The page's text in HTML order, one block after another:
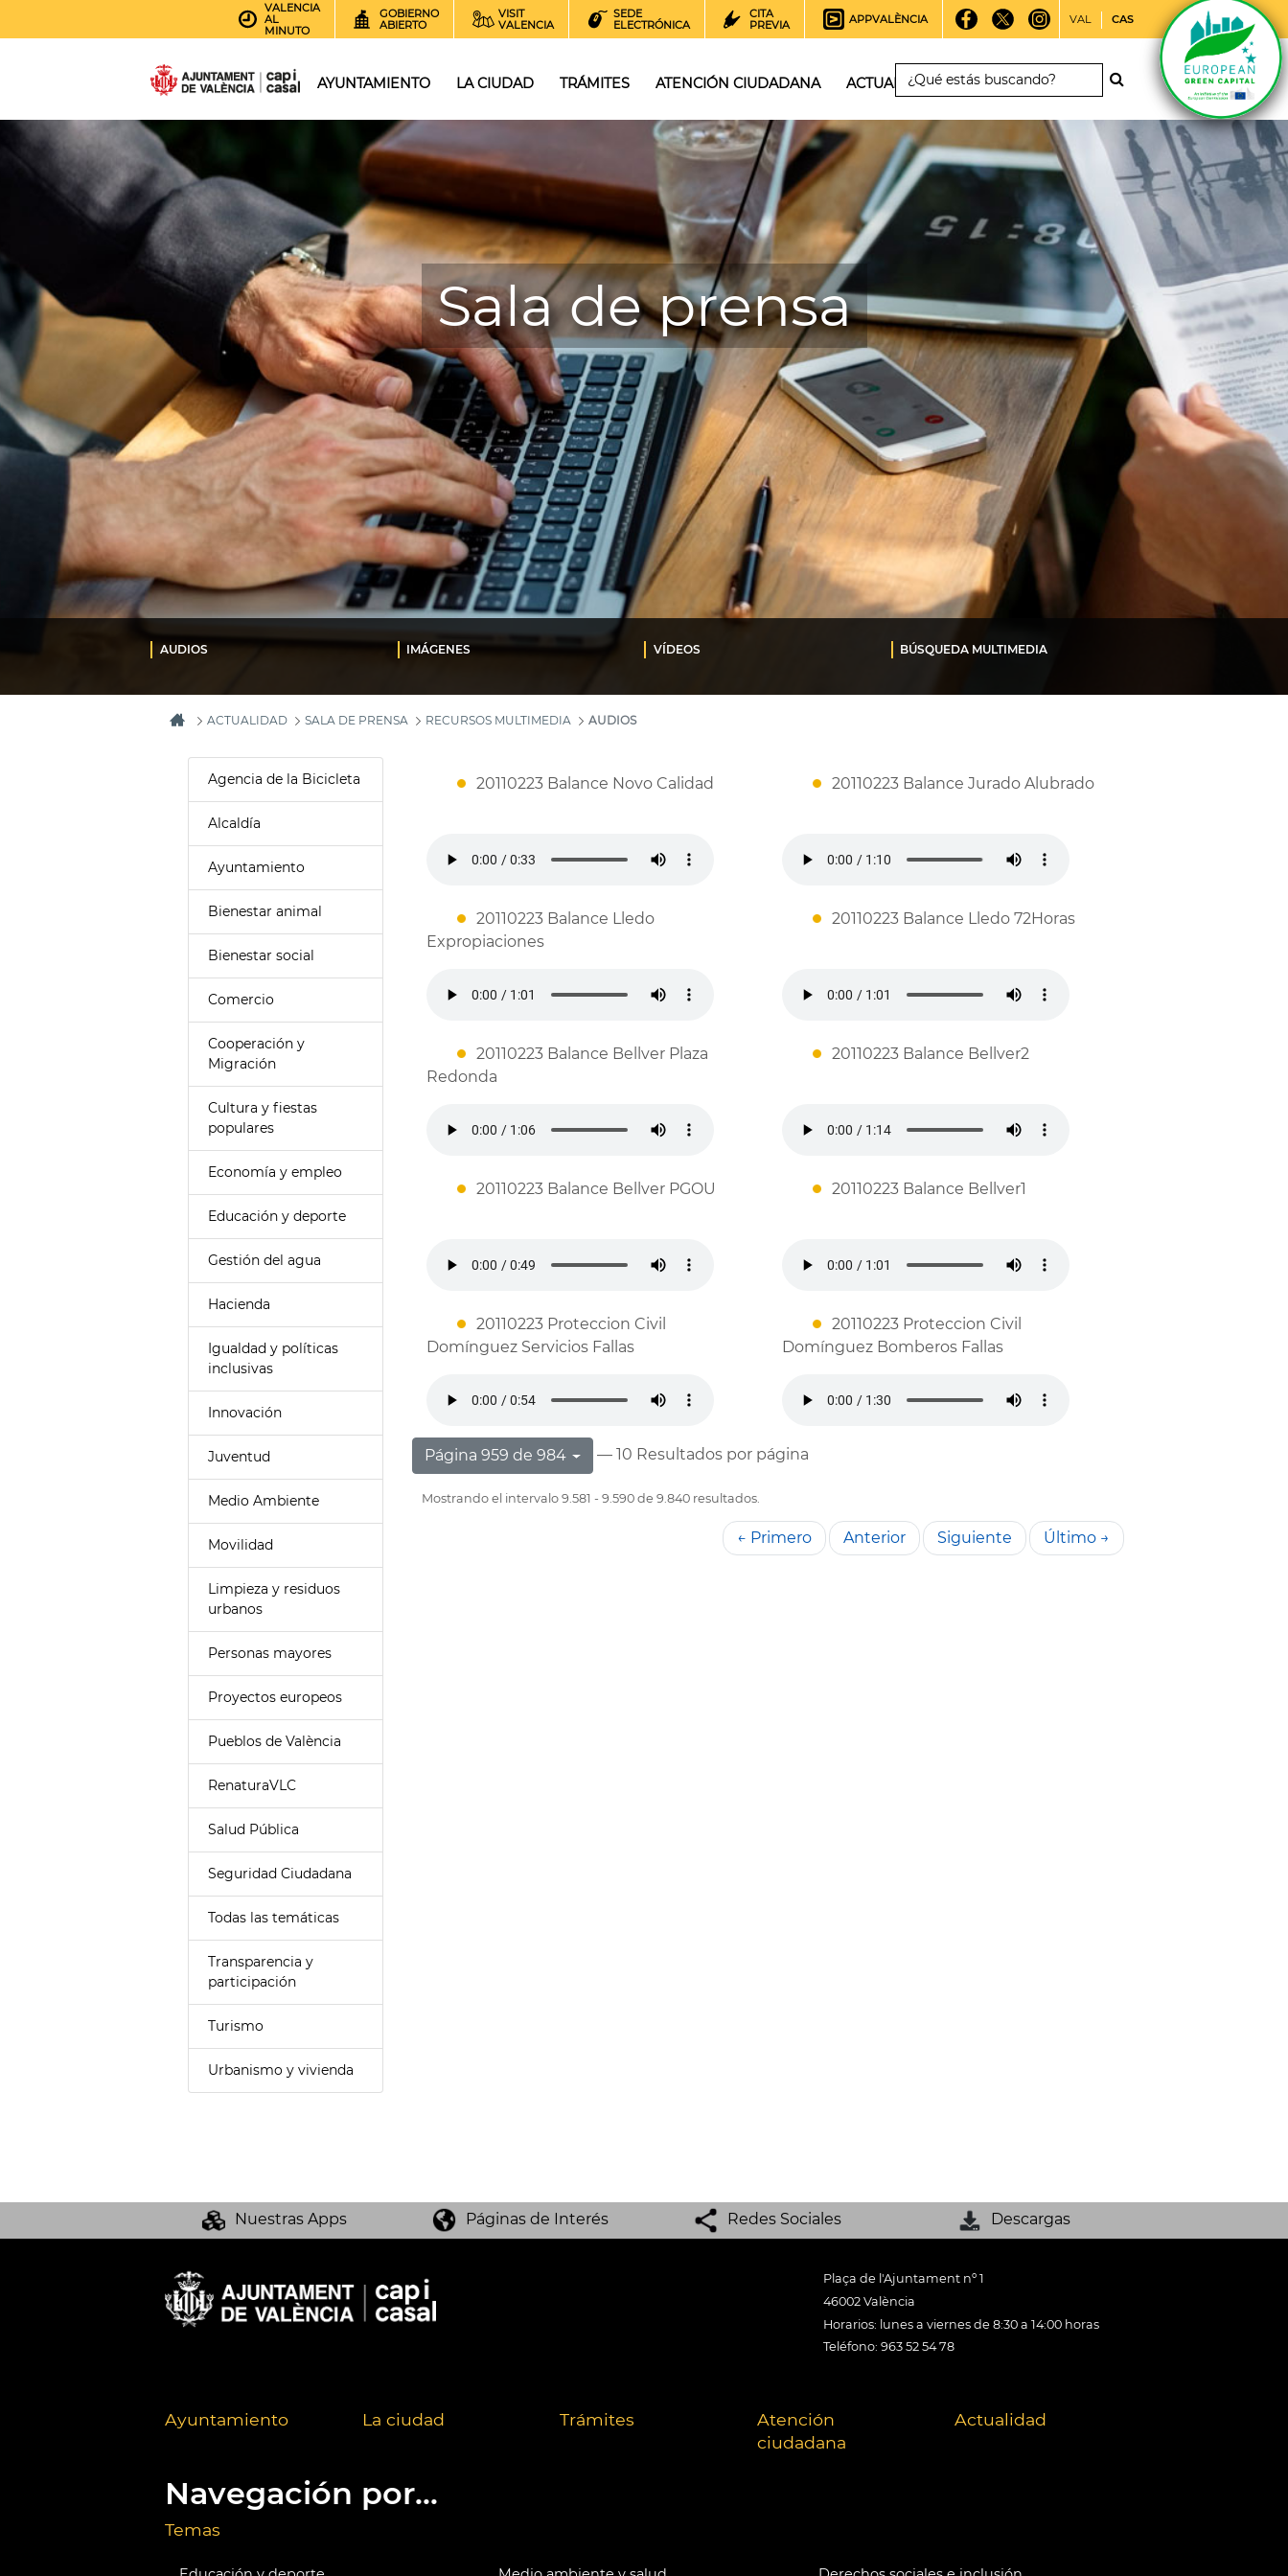
VALENCIA
AL
MINUTO
GOBIERNO
ABIERTO
VISIT
VALENCIA
SEDE
ELECTRÓNICA
CITA
PREVIA
APPVALÈNCIA VAL CAS
AYUNTAMIENTO LA CIUDAD TRÁMITES ATENCIÓN CIUDADANA ACTUALIDAD
Sala de prensa
AUDIOS IMÁGENES VÍDEOS BÚSQUEDA MULTIMEDIA
ACTUALIDAD SALA DE PRENSA RECURSOS MULTIMEDIA AUDIOS
Agencia de la Bicicleta
Alcaldía
Ayuntamiento
Bienestar animal
Bienestar social
Comercio
Cooperación y
Migración
Cultura y fiestas
populares
Economía y empleo
Educación y deporte
Gestión del agua
Hacienda
Igualdad y políticas
inclusivas
Innovación
Juventud
Medio Ambiente
Movilidad
Limpieza y residuos
urbanos
Personas mayores
Proyectos europeos
Pueblos de València
RenaturaVLC
Salud Pública
Seguridad Ciudadana
Todas las temáticas
Transparencia y
participación
Turismo
Urbanismo y vivienda
20110223 Balance Novo Calidad 20110223 Balance Jurado Alubrado
20110223 Balance Lledo
Expropiaciones
20110223 Balance Lledo 72Horas
20110223 Balance Bellver Plaza
Redonda
20110223 Balance Bellver2
20110223 Balance Bellver PGOU 20110223 Balance Bellver1
20110223 Proteccion Civil
Domínguez Servicios Fallas
20110223 Proteccion Civil
Domínguez Bomberos Fallas
Página 959 de 984 — 10 Resultados por página
Mostrando el intervalo 9.581 - 9.590 de 9.840 resultados.
← Primero Anterior Siguiente Último →
Nuestras Apps Páginas de Interés Redes Sociales Descargas
Plaça de l'Ajuntament nº 1
46002 València
Horarios: lunes a viernes de 8:30 a 14:00 horas
Teléfono: 963 52 54 78
Ayuntamiento La ciudad Trámites
Atención
ciudadana
Actualidad
Navegación por...
Temas